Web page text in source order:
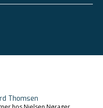
Thomsen